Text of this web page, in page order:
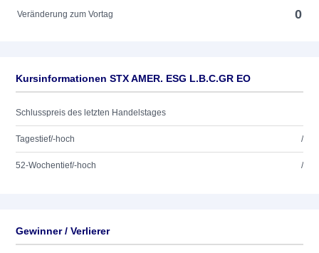
Veränderung zum Vortag 0
Kursinformationen STX AMER. ESG L.B.C.GR EO
Schlusspreis des letzten Handelstages
Tagestief/-hoch /
52-Wochentief/-hoch /
Gewinner / Verlierer